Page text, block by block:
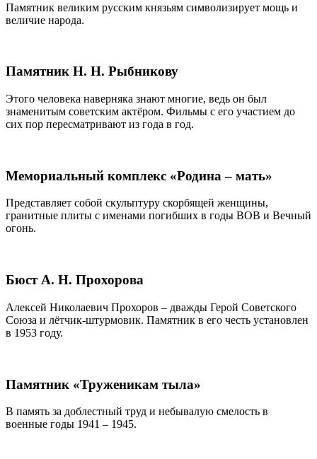
Памятник великим русским князьям символизирует мощь и
величие народа.
Памятник Н. Н. Рыбникову
Этого человека наверняка знают многие, ведь он был
знаменитым советским актёром. Фильмы с его участием до
сих пор пересматривают из года в год.
Мемориальный комплекс «Родина – мать»
Представляет собой скульптуру скорбящей женщины,
гранитные плиты с именами погибших в годы ВОВ и Вечный
огонь.
Бюст А. Н. Прохорова
Алексей Николаевич Прохоров – дважды Герой Советского
Союза и лётчик-штурмовик. Памятник в его честь установлен
в 1953 году.
Памятник «Труженикам тыла»
В память за доблестный труд и небывалую смелость в
военные годы 1941 – 1945.